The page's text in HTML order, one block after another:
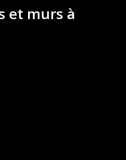
et murs à